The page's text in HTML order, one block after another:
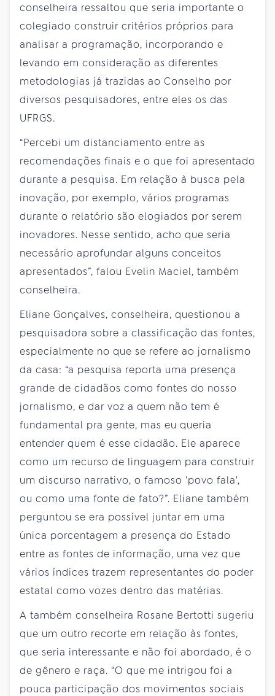
conselheira ressaltou que seria importante o
colegiado construir critérios próprios para
analisar a programação, incorporando e
levando em consideração as diferentes
metodologias já trazidas ao Conselho por
diversos pesquisadores, entre eles os das
UFRGS.
“Percebi um distanciamento entre as
recomendações finais e o que foi apresentado
durante a pesquisa. Em relação à busca pela
inovação, por exemplo, vários programas
durante o relatório são elogiados por serem
inovadores. Nesse sentido, acho que seria
necessário aprofundar alguns conceitos
apresentados”, falou Evelin Maciel, também
conselheira.
Eliane Gonçalves, conselheira, questionou a
pesquisadora sobre a classificação das fontes,
especialmente no que se refere ao jornalismo
da casa: “a pesquisa reporta uma presença
grande de cidadãos como fontes do nosso
jornalismo, e dar voz a quem não tem é
fundamental pra gente, mas eu queria
entender quem é esse cidadão. Ele aparece
como um recurso de linguagem para construir
um discurso narrativo, o famoso 'povo fala',
ou como uma fonte de fato?”. Eliane também
perguntou se era possível juntar em uma
única porcentagem a presença do Estado
entre as fontes de informação, uma vez que
vários índices trazem representantes do poder
estatal como vozes dentro das matérias.
A também conselheira Rosane Bertotti sugeriu
que um outro recorte em relação às fontes,
que seria interessante e não foi abordado, é o
de gênero e raça. “O que me intrigou foi a
pouca participação dos movimentos sociais